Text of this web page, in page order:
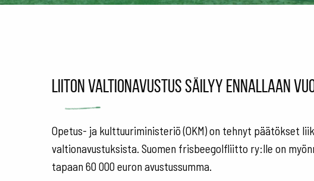
Liiton valtionavustus säilyy ennallaan
Opetus- ja kulttuuriministeriö (OKM) on tehnyt päätökset
valtionavustuksista. Suomen frisbeegolfliitto ry:lle on
tapaan 60 000 euron avustussumma.